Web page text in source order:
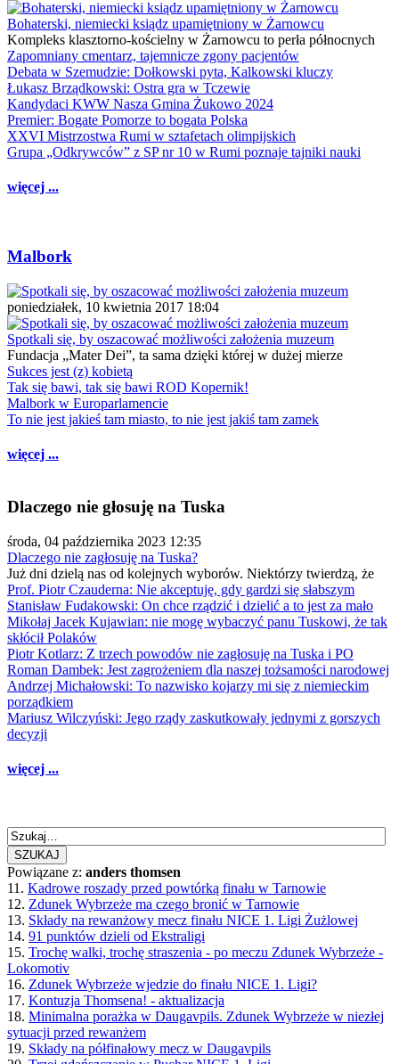
Bohaterski, niemiecki ksiądz upamiętniony w Żarnowcu
Kompleks klasztorno-kościelny w Żarnowcu to perła północnych
Zapomniany cmentarz, tajemnicze zgony pacjentów
Debata w Szemudzie: Dołkowski pyta, Kalkowski kluczy
Łukasz Brządkowski: Ostra gra w Tczewie
Kandydaci KWW Nasza Gmina Żukowo 2024
Premier: Bogate Pomorze to bogata Polska
XXVI Mistrzostwa Rumi w sztafetach olimpijskich
Grupa „Odkrywców” z SP nr 10 w Rumi poznaje tajniki nauki
więcej ...
Malbork
poniedziałek, 10 kwietnia 2017 18:04
Spotkali się, by oszacować możliwości założenia muzeum
Fundacja „Mater Dei”, ta sama dzięki której w dużej mierze
Sukces jest (z) kobietą
Tak się bawi, tak się bawi ROD Kopernik!
Malbork w Europarlamencie
To nie jest jakieś tam miasto, to nie jest jakiś tam zamek
więcej ...
Dlaczego nie głosuję na Tuska
środa, 04 października 2023 12:35
Dlaczego nie zagłosuję na Tuska?
Już dni dzielą nas od kolejnych wyborów. Niektórzy twierdzą, że
Prof. Piotr Czauderna: Nie akceptuję, gdy gardzi się słabszym
Stanisław Fudakowski: On chce rządzić i dzielić a to jest za mało
Mikołaj Jacek Kujawian: nie mogę wybaczyć panu Tuskowi, że tak
skłócił Polaków
Piotr Kotlarz: Z trzech powodów nie zagłosuję na Tuska i PO
Roman Dambek: Jest zagrożeniem dla naszej tożsamości narodowej
Andrzej Michałowski: To nazwisko kojarzy mi się z niemieckim
porządkiem
Mariusz Wilczyński: Jego rządy zaskutkowały jednymi z gorszych
decyzji
więcej ...
SZUKAJ
Powiązane z: anders thomsen
11. Kadrowe roszady przed powtórką finału w Tarnowie
12. Zdunek Wybrzeże ma czego bronić w Tarnowie
13. Składy na rewanżowy mecz finału NICE 1. Ligi Żużlowej
14. 91 punktów dzieli od Ekstraligi
15. Trochę walki, trochę straszenia - po meczu Zdunek Wybrzeże -
Lokomotiv
16. Zdunek Wybrzeże wjedzie do finału NICE 1. Ligi?
17. Kontuzja Thomsena! - aktualizacja
18. Minimalna porażka w Daugavpils. Zdunek Wybrzeże w niezłej
sytuacji przed rewanżem
19. Składy na półfinałowy mecz w Daugavpils